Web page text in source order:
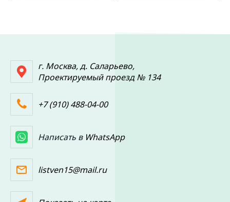
г. Москва, д. Саларьево,
Проектируемый проезд № 134
+7 (910) 488-04-00
Написать в WhatsApp
listven15@mail.ru